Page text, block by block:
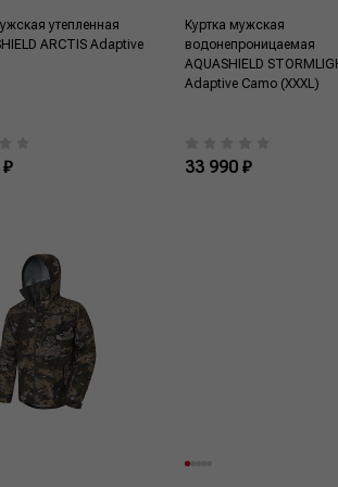
утепленная
ARCTIS Adaptive
Куртка мужская
водонепроницаемая
AQUASHIELD
Adaptive Camo (XXXL)
33 990 ₽